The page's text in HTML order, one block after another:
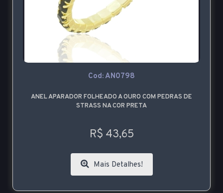
Cod: AN0798
ANEL APARADOR FOLHEADO A OURO COM PEDRAS DE
STRASS NA COR PRETA
R$ 43,65
Mais Detalhes!